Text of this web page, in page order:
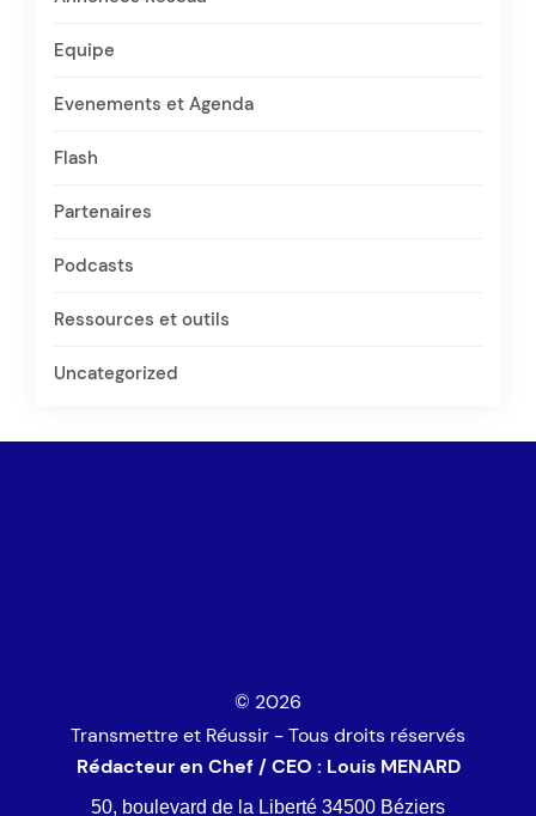
Equipe
Evenements et Agenda
Flash
Partenaires
Podcasts
Ressources et outils
Uncategorized
© 2026
Transmettre et Réussir - Tous droits réservés
Rédacteur en Chef / CEO : Louis MENARD
50, boulevard de la Liberté 34500 Béziers